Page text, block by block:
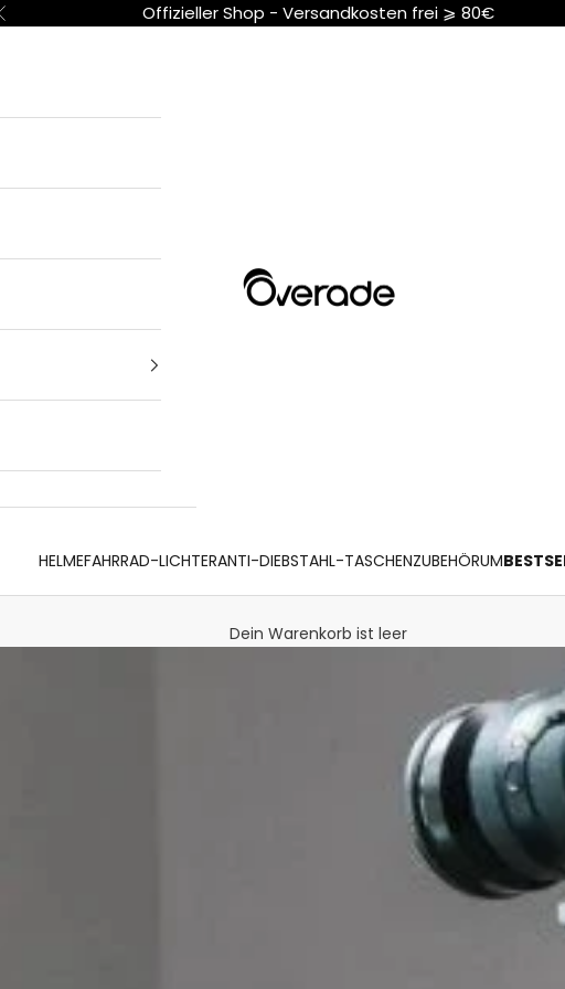
Zurück Offizieller Shop - Versandkosten frei ⩾ 80€
Overade
HELMEFAHRRAD-LICHTERANTI-DIEBSTAHL-TASCHENZUBEHÖRUM
Dein Warenkorb ist leer